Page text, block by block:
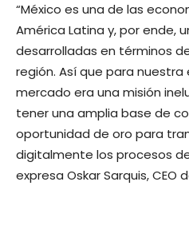
“México es una de las
América Latina y, por ende,
desarrolladas en términos
región. Así que para
mercado era una misión
tener una amplia base de
oportunidad de oro para
digitalmente los procesos
expresa Oskar Sarquis, CEO